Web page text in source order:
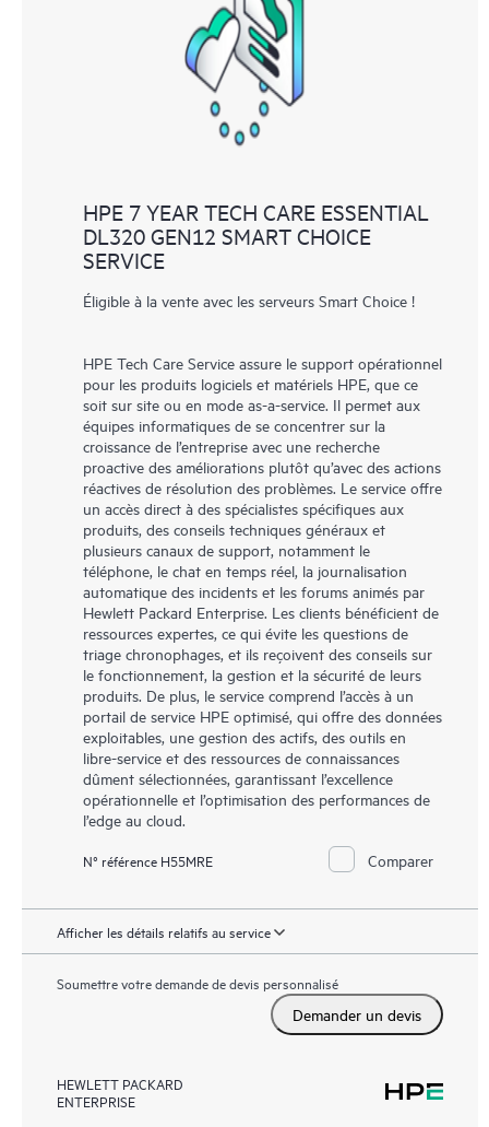
comprenant comment ces produits interagissent ensemble. Les
nouveaux outils en libre-service permettent aux Clients
d’effectuer certaines activités sans avoir à ouvrir un incident de
support, tout en fournissant un portail de ressources de
connaissances dûment sélectionnées. Le service HPE Tech Care
périphérie au cloud.
HPE 7 YEAR TECH CARE ESSENTIAL
DL320 GEN12 SMART CHOICE
SERVICE
Éligible à la vente avec les serveurs Smart Choice !
HPE Tech Care Service assure le support opérationnel
pour les produits logiciels et matériels HPE, que ce
soit sur site ou en mode as-a-service. Il permet aux
équipes informatiques de se concentrer sur la
croissance de l’entreprise avec une recherche
proactive des améliorations plutôt qu’avec des actions
réactives de résolution des problèmes. Le service offre
un accès direct à des spécialistes spécifiques aux
produits, des conseils techniques généraux et
plusieurs canaux de support, notamment le
téléphone, le chat en temps réel, la journalisation
automatique des incidents et les forums animés par
Hewlett Packard Enterprise. Les clients bénéficient de
ressources expertes, ce qui évite les questions de
triage chronophages, et ils reçoivent des conseils sur
le fonctionnement, la gestion et la sécurité de leurs
produits. De plus, le service comprend l’accès à un
portail de service HPE optimisé, qui offre des données
exploitables, une gestion des actifs, des outils en
libre-service et des ressources de connaissances
dûment sélectionnées, garantissant l’excellence
opérationnelle et l’optimisation des performances de
l’edge au cloud.
N° référence H55MRE Comparer
Afficher les détails relatifs au service
Soumettre votre demande de devis personnalisé
Demander un devis
HEWLETT PACKARD
ENTERPRISE